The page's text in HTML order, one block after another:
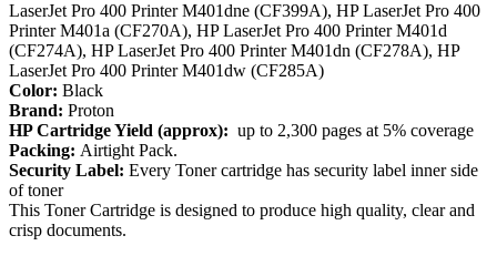
LaserJet Pro 400 Printer M401dne (CF399A), HP LaserJet Pro 400
Printer M401a (CF270A), HP LaserJet Pro 400 Printer M401d
(CF274A), HP LaserJet Pro 400 Printer M401dn (CF278A), HP
LaserJet Pro 400 Printer M401dw (CF285A)
Color: Black
Brand: Proton
HP Cartridge Yield (approx): up to 2,300 pages at 5% coverage
Packing: Airtight Pack.
Security Label: Every Toner cartridge has security label inner side
of toner
This Toner Cartridge is designed to produce high quality, clear and
crisp documents.